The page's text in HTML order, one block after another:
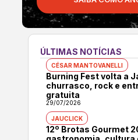
ÚLTIMAS NOTÍCIAS
CÉSAR MANTOVANELLI
Burning Fest volta a
churrasco, rock e
gratuita
29/07/2026
JAUCLICK
12º Brotas Gourmet